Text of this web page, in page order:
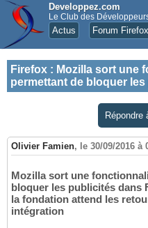
Developpez.com
Le Club des
Actus Forum Firefox
Firefox : Mozilla sort une
permettant de bloquer
Répondre
Olivier Famien, le 30/09/2016 à
Mozilla sort une
bloquer les publicités dans
la fondation attend les
intégration